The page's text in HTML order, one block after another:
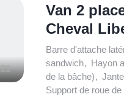
21
Van 2
Cheval
Barre d'attache
sandwich, Hayon
de la bâche),
Support de roue